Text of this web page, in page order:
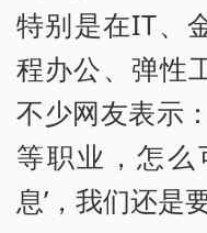
特别是在IT、
程办公、弹性
不少网友表示
等职业，怎么
息’，我们还是